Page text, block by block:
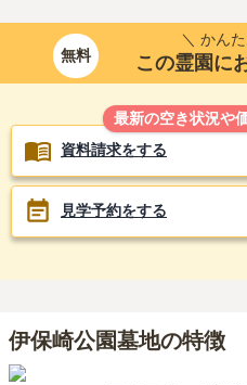
無料
＼ かん
この霊園に
最新の空き状況や
資料請求をする
見学予約をする
伊保崎公園墓地の特徴